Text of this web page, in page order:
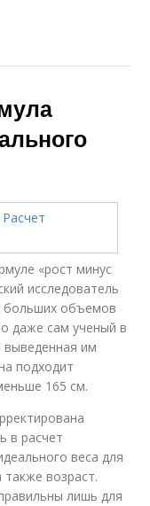
«рост минус
исследователь
больших объемов
даже сам ученый в
выведенная им
подходит
165 см.
в расчет
веса для
возраст.
лишь для